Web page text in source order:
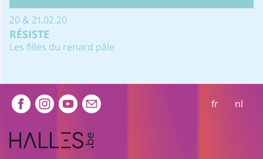
20 & 21.02.20
RÉSISTE
Les filles du renard pâle
Extra navigation fr nl